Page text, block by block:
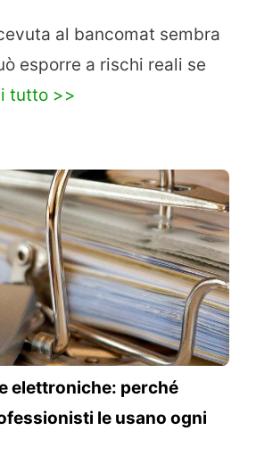
al bancomat sembra
esporre a rischi reali se
tutto >>
elettroniche: perché
le usano ogni